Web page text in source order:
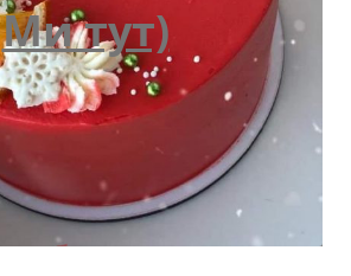
Ми тут)